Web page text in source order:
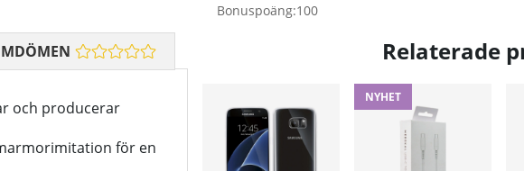
Bonuspoäng:100
och producerar
för en
Relaterade
NYHET